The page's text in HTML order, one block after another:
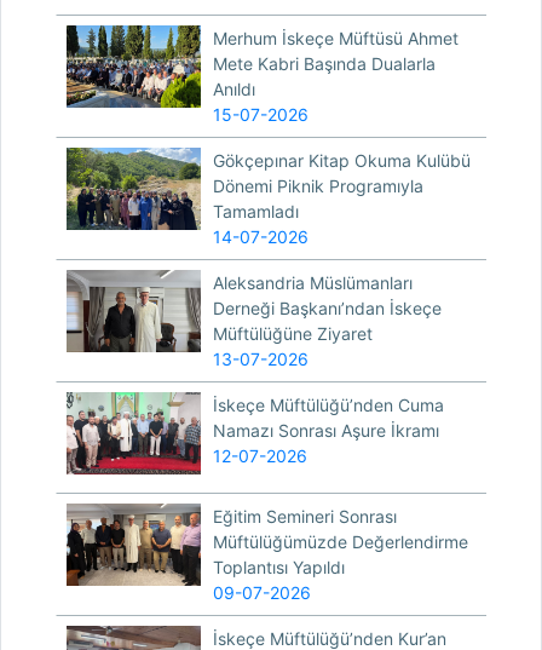
Merhum İskeçe Müftüsü Ahmet
Mete Kabri Başında Dualarla
Anıldı
15-07-2026
Gökçepınar Kitap Okuma Kulübü
Dönemi Piknik Programıyla
Tamamladı
14-07-2026
Aleksandria Müslümanları
Derneği Başkanı’ndan İskeçe
Müftülüğüne Ziyaret
13-07-2026
İskeçe Müftülüğü’nden Cuma
Namazı Sonrası Aşure İkramı
12-07-2026
Eğitim Semineri Sonrası
Müftülüğümüzde Değerlendirme
Toplantısı Yapıldı
09-07-2026
İskeçe Müftülüğü’nden Kur’an